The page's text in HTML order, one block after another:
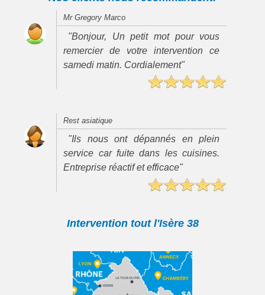
Mr Gregory Marco
"Bonjour, Un petit mot pour vous
remercier de votre intervention ce
samedi matin. Cordialement"
Rest asiatique
"Ils nous ont dépannés en plein
service car fuite dans les cuisines.
Entreprise réactif et efficace"
Intervention tout l'Isère 38